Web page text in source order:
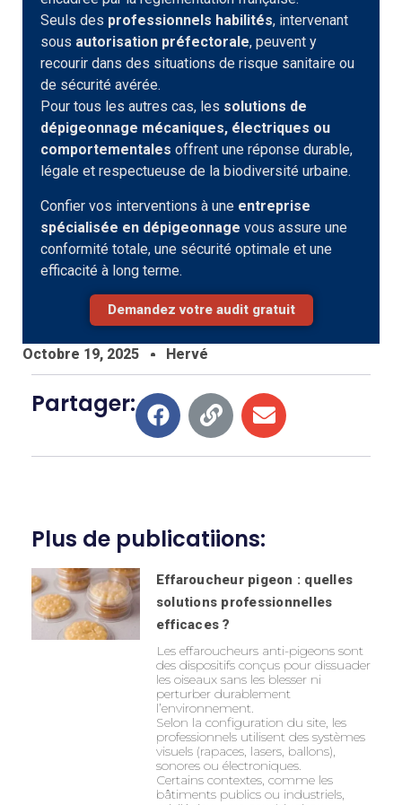
Seuls des professionnels habilités, intervenant
sous autorisation préfectorale, peuvent y
recourir dans des situations de risque sanitaire ou
de sécurité avérée.
Pour tous les autres cas, les solutions de
dépigeonnage mécaniques, électriques ou
comportementales offrent une réponse durable,
légale et respectueuse de la biodiversité urbaine.
Confier vos interventions à une entreprise
spécialisée en dépigeonnage vous assure une
conformité totale, une sécurité optimale et une
efficacité à long terme.
Demandez votre audit gratuit
Octobre 19, 2025 Hervé
Partager:
Plus de publicatiions:
Effaroucheur pigeon : quelles
solutions professionnelles
efficaces ?
Les effaroucheurs anti-pigeons sont
des dispositifs conçus pour dissuader
les oiseaux sans les blesser ni
perturber durablement
l’environnement.
Selon la configuration du site, les
professionnels utilisent des systèmes
visuels (rapaces, lasers, ballons),
sonores ou électroniques.
Certains contextes, comme les
bâtiments publics ou industriels,